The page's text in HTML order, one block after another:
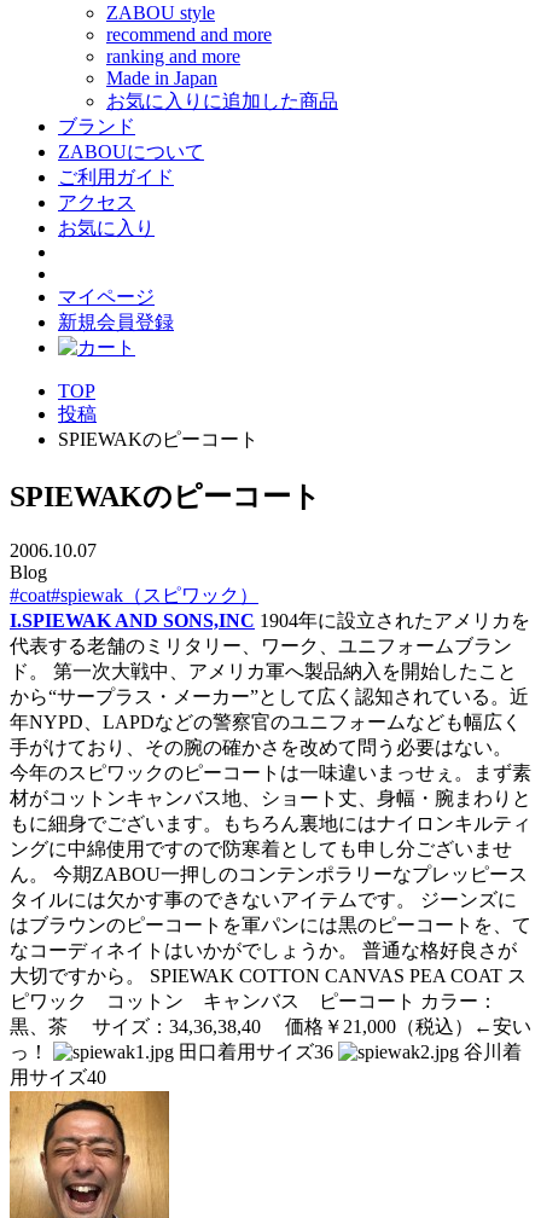
ZABOU style
recommend and more
ranking and more
Made in Japan
お気に入りに追加した商品
ブランド
ZABOUについて
ご利用ガイド
アクセス
お気に入り
マイページ
新規会員登録
TOP
投稿
SPIEWAKのピーコート
SPIEWAKのピーコート
2006.10.07
Blog
#coat#spiewak（スピワック）
I.SPIEWAK AND SONS,INC 1904年に設立されたアメリカを
代表する老舗のミリタリー、ワーク、ユニフォームブラン
ド。 第一次大戦中、アメリカ軍へ製品納入を開始したこと
から“サープラス・メーカー”として広く認知されている。近
年NYPD、LAPDなどの警察官のユニフォームなども幅広く
手がけており、その腕の確かさを改めて問う必要はない。
今年のスピワックのピーコートは一味違いまっせぇ。まず素
材がコットンキャンバス地、ショート丈、身幅・腕まわりと
もに細身でございます。もちろん裏地にはナイロンキルティ
ングに中綿使用ですので防寒着としても申し分ございませ
ん。 今期ZABOU一押しのコンテンポラリーなプレッピース
タイルには欠かす事のできないアイテムです。 ジーンズに
はブラウンのピーコートを軍パンには黒のピーコートを、て
なコーディネイトはいかがでしょうか。 普通な格好良さが
大切ですから。 SPIEWAK COTTON CANVAS PEA COAT ス
ピワック コットン キャンバス ピーコート カラー：
黒、茶 サイズ：34,36,38,40 価格￥21,000（税込）←安い
っ！
田口着用サイズ36
谷川着
用サイズ40